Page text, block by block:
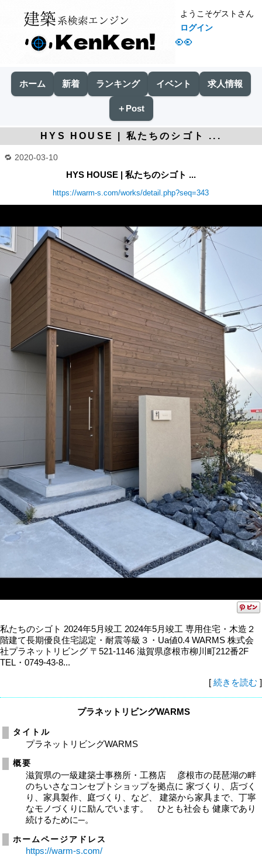
👀
ようこそゲストさん
ログイン
ホーム 新着 ランキング イベント 求人情報
＋Post
HYS HOUSE | 私たちのシゴト ...
2020-03-10
HYS HOUSE | 私たちのシゴト ...
https://warm-s.com/works/detail.php?seq=343
私たちのシゴト 2024年5月竣工 2024年5月竣工 専用住宅・木造２
階建て長期優良住宅認定・耐震等級３・Ua値0.4 WARMS 株式会
社プラネットリビング 〒521-1146 滋賀県彦根市柳川町212番2F
TEL・0749-43-8...
[ 続きを読む ]
プラネットリビングWARMS
タイトル
プラネットリビングWARMS
概要
滋賀県の一級建築士事務所・工務店 彦根市の琵琶湖の畔
のちいさなコンセプトショップを拠点に 家づくり、店づく
り、家具製作、庭づくり、など、 建築から家具まで、丁寧
なモノづくりに励んでいます。 ひとも社会も 健康であり
続けるために─。
ホームページアドレス
https://warm-s.com/